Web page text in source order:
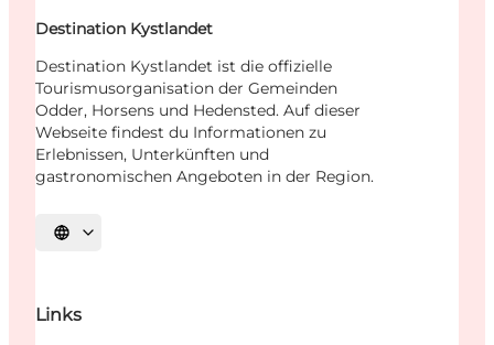
Destination Kystlandet
Destination Kystlandet ist die offizielle
Tourismusorganisation der Gemeinden
Odder, Horsens und Hedensted. Auf dieser
Webseite findest du Informationen zu
Erlebnissen, Unterkünften und
gastronomischen Angeboten in der Region.
Sprache auswählen
Links